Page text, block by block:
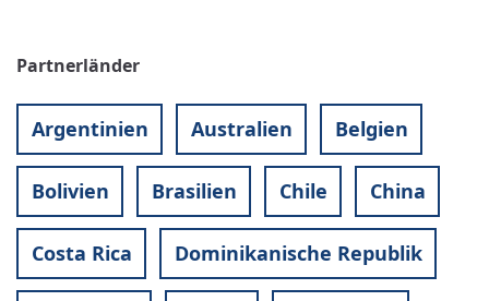
Partnerländer
Argentinien Australien Belgien
Bolivien Brasilien Chile China
Costa Rica Dominikanische Republik